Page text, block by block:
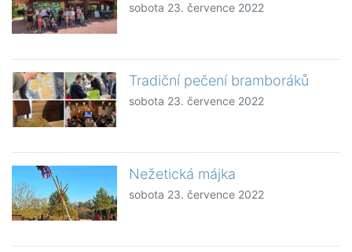
sobota 23. července 2022
Tradiční pečení bramboráků
sobota 23. července 2022
Nežetická májka
sobota 23. července 2022